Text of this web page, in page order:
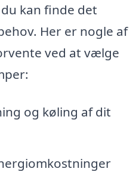
kan finde det
Her er nogle af
ved at vælge
og køling af dit